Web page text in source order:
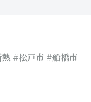
#松戸市 #船橋市